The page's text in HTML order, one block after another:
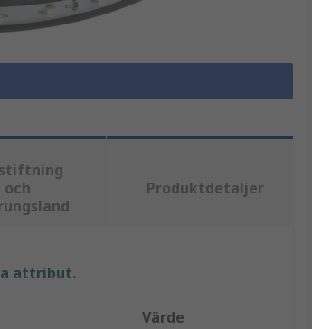
och
Produktdetaljer
attribut.
Värde